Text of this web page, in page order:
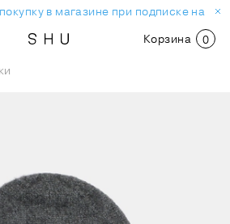
в магазине при подписке на
Корзина 0